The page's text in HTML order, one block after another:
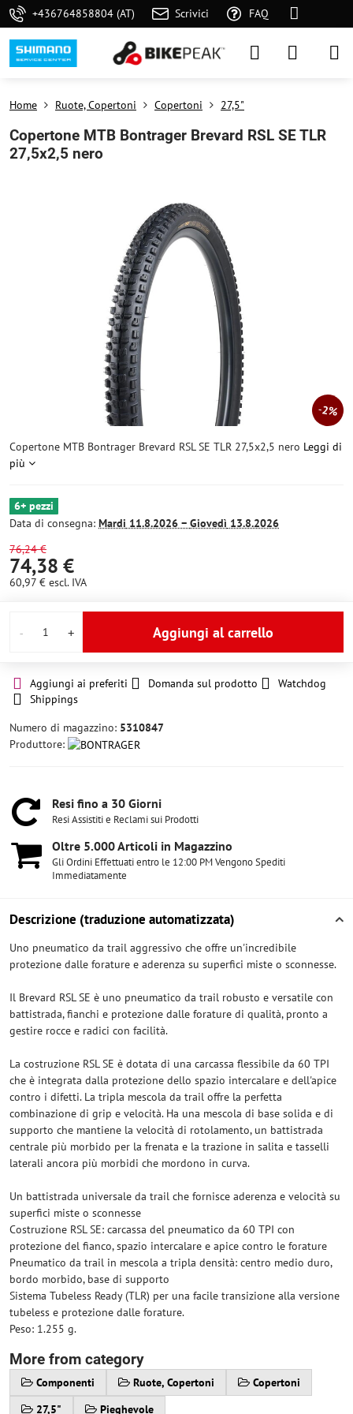
+436764858804 (AT) Scrivici FAQ
2%
Home Ruote, Copertoni Copertoni 27,5"
Copertone MTB Bontrager Brevard RSL SE TLR
27,5x2,5 nero
Copertone MTB Bontrager Brevard RSL SE TLR 27,5x2,5 nero Leggi di
più
6+ pezzi
Data di consegna: Mardi 11.8.2026 − Giovedì 13.8.2026
76,24 €
74,38 €
60,97 € escl. IVA
Aggiungi al carrello
Aggiungi ai preferiti Domanda sul prodotto
Watchdog
Shippings
Numero di magazzino: 5310847
Produttore:
Resi fino a 30 Giorni
Resi Assistiti e Reclami sui Prodotti
Oltre 5​.000 Articoli in Magazzino
Gli Ordini Effettuati entro le 12:00 PM Vengono Spediti
Immediatamente
Descrizione (traduzione automatizzata)
Uno pneumatico da trail aggressivo che offre un'incredibile
protezione dalle forature e aderenza su superfici miste o sconnesse.
Il Brevard RSL SE è uno pneumatico da trail robusto e versatile con
battistrada, fianchi e protezione dalle forature di qualità, pronto a
gestire rocce e radici con facilità.
La costruzione RSL SE è dotata di una carcassa flessibile da 60 TPI
che è integrata dalla protezione dello spazio intercalare e dell'apice
contro i difetti. La tripla mescola da trail offre la perfetta
combinazione di grip e velocità. Ha una mescola di base solida e di
supporto che mantiene la velocità di rotolamento, un battistrada
centrale più morbido per la frenata e la trazione in salita e tasselli
laterali ancora più morbidi che mordono in curva.
Un battistrada universale da trail che fornisce aderenza e velocità su
superfici miste o sconnesse
Costruzione RSL SE: carcassa del pneumatico da 60 TPI con
protezione del fianco, spazio intercalare e apice contro le forature
Pneumatico da trail in mescola a tripla densità: centro medio duro,
bordo morbido, base di supporto
Sistema Tubeless Ready (TLR) per una facile transizione alla versione
tubeless e protezione dalle forature.
Peso: 1.255 g.
More from category
Componenti Ruote, Copertoni
Copertoni
27,5"
Pieghevole